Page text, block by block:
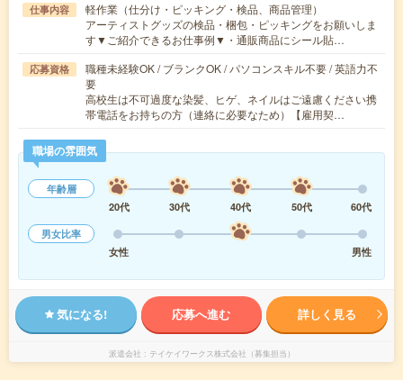
仕事内容
軽作業（仕分け・ピッキング・検品、商品管理）
アーティストグッズの検品・梱包・ピッキングをお願いしま
す▼ご紹介できるお仕事例▼・通販商品にシール貼…
応募資格
職種未経験OK / ブランクOK / パソコンスキル不要 / 英語力不
要
高校生は不可過度な染髪、ヒゲ、ネイルはご遠慮ください携
帯電話をお持ちの方（連絡に必要なため）【雇用契…
職場の雰囲気
年齢層
20代
30代 40代 50代
60代
男女比率
女性
男性
気になる! 応募へ進む 詳しく見る
派遣会社 テイケイワークス株式会社（募集担当）